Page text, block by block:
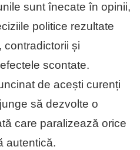
sunt înecate în opinii,
politice rezultate
contradictorii și
scontate.
de acești curenți
să dezvolte o
care paralizează orice
autentică.